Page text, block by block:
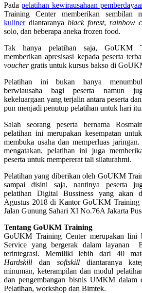
Padapelatihan kewirausahaan
Training Center memberikan sembilan
kulinerdiantaranya black forest, rainbow
solo, dan beberapa aneka frozen food.
Tak hanya pelatihan saja, GoUKM
memberikan apresisasi kepada peserta
vouchergratis untuk kursus bakso di
Pelatihan ini bukan hanya
berwiausaha bagi peserta namun
kekeluargaan yang terjalin antara peserta
pun menjadi penutup pelatihan untuk hari itu.
Salah seorang peserta bernama
pelatihan ini merupakan kesempatan
membuka usaha dan memperluas
mengatakan, pelatihan ini juga
peserta untuk mempererat tali silaturahmi.
Pelatihan yang diberikan oleh GoUKM
sampai disini saja, nantinya peserta
pelatihan Digital Bussiness yang akan
Agustus 2018 di Kantor GoUKM Training
Jalan Gunung Sahari XI No.76A Jakarta
Tentang GoUKM Training
GoUKM Training Center merupakan lini
Service yang bergerak dalam layanan
terintegrasi. Memiliki lebih dari 40
Hardskill dan softskill diantaranya
minuman, keterampilan dan modul
dan pengembangan bisnis UMKM dalam
Pelatihan, workshop dan Bimtek.